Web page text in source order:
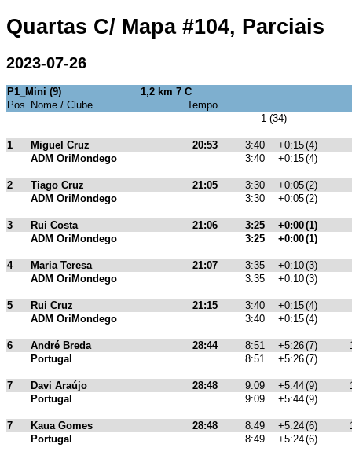
Quartas C/ Mapa #104, Parciais
2023-07-26
P1_Mini (9)
1,2 km 7 C
Pos
Nome / Clube
Tempo
1 (34)
1 Miguel Cruz 20:53 3:40 +0:15(4)
ADM OriMondego
3:40 +0:15(4)
2 Tiago Cruz 21:05 3:30 +0:05(2)
ADM OriMondego
3:30 +0:05(2)
3 Rui Costa 21:06 3:25 +0:00(1)
ADM OriMondego
3:25 +0:00(1)
4 Maria Teresa 21:07 3:35 +0:10(3)
ADM OriMondego
3:35 +0:10(3)
5 Rui Cruz 21:15 3:40 +0:15(4)
ADM OriMondego
3:40 +0:15(4)
6 André Breda 28:44 8:51 +5:26(7)
Portugal
8:51 +5:26(7)
7 Davi Araújo 28:48 9:09 +5:44(9)
Portugal
9:09 +5:44(9)
7 Kaua Gomes 28:48 8:49 +5:24(6)
Portugal
8:49 +5:24(6)